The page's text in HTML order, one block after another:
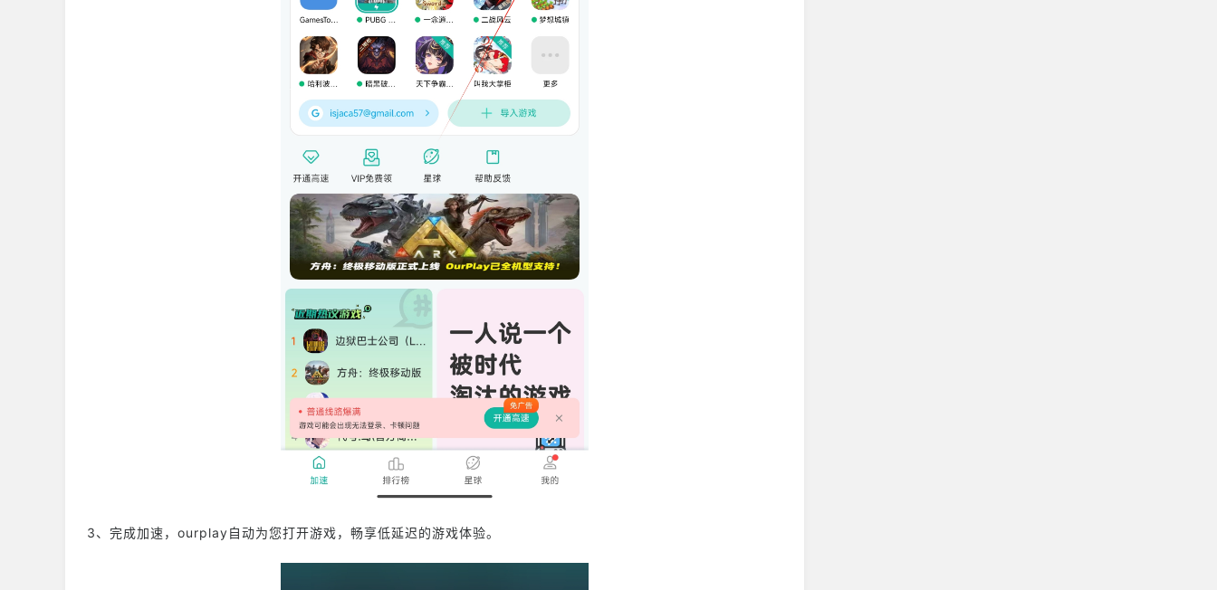
3、完成加速，ourplay自动为您打开游戏，畅享低延迟的游戏体验。